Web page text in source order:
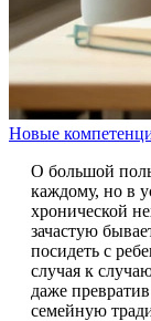
Новые
О большой
каждому, но в
хронической
зачастую
посидеть с
случая к
даже
семейную